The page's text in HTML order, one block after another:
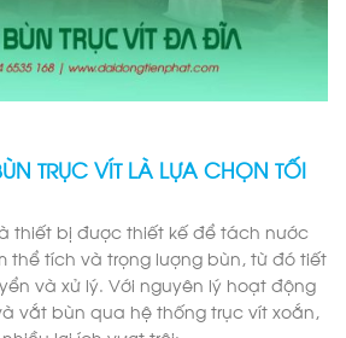
TRỤC VÍT LÀ LỰA CHỌN TỐI
thiết bị được thiết kế để tách nước
thể tích và trọng lượng bùn, từ đó tiết
và xử lý. Với nguyên lý hoạt động
vắt bùn qua hệ thống trục vít xoắn,